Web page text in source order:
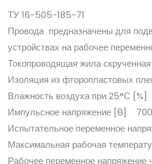
ТУ 16-505-185-71
Провода предназначены для
устройствах на рабочее
Токопроводящая жила
Изоляция из фторопластовых
Влажность воздуха при 25°С
Импульсное напряжение [В] 700
Испытательное переменное
Максимальная рабочая
Рабочее переменное